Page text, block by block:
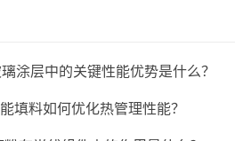
涂层中的关键性能优势是什么？
填料如何优化热管理性能？